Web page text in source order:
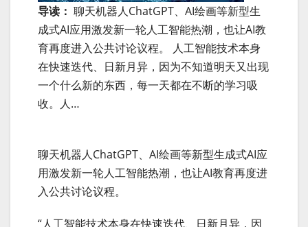
导读： 聊天机器人ChatGPT、AI绘画等新型生
成式AI应用激发新一轮人工智能热潮，也让AI教
育再度进入公共讨论议程。 人工智能技术本身
在快速迭代、日新月异，因为不知道明天又出现
一个什么新的东西，每一天都在不断的学习吸
收。人…
聊天机器人ChatGPT、AI绘画等新型生成式AI应
用激发新一轮人工智能热潮，也让AI教育再度进
入公共讨论议程。
“人工智能技术本身在快速迭代、日新月异，因